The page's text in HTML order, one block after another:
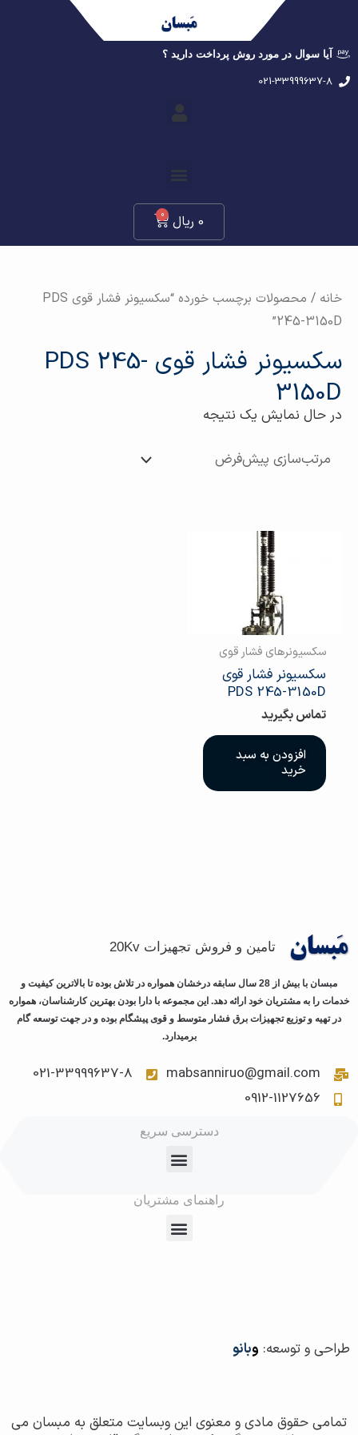
آیا سوال در مورد روش پرداخت دارید ؟
021-33999637-8
0 ریال 0
خانه
/ محصولات برچسب خورده “سکسیونر فشار قوی PDS
245-3150D”
سکسیونر فشار قوی PDS 245-
3150D
در حال نمایش یک نتیجه
سکسیونرهای فشار قوی
سکسیونر فشار قوی
PDS 245-3150D
تماس بگیرید
افزودن به سبد
خرید
تامین و فروش تجهیزات 20Kv
مبسان با بیش از 28 سال سابقه درخشان همواره در تلاش بوده تا بالاترین کیفیت و
خدمات را به مشتریان خود ارائه دهد. این مجموعه با دارا بودن بهترین کارشناسان، همواره
در تهیه و توزیع تجهیزات برق فشار متوسط و قوی پیشگام بوده و در جهت توسعه گام
برمیدارد.
mabsanniruo@gmail.com
021-33999637-8
0912-1127656
دسترسی سریع
راهنمای مشتریان
طراحی و توسعه: وبانو
تمامی حقوق مادی و معنوی این وبسایت متعلق به مبسان می